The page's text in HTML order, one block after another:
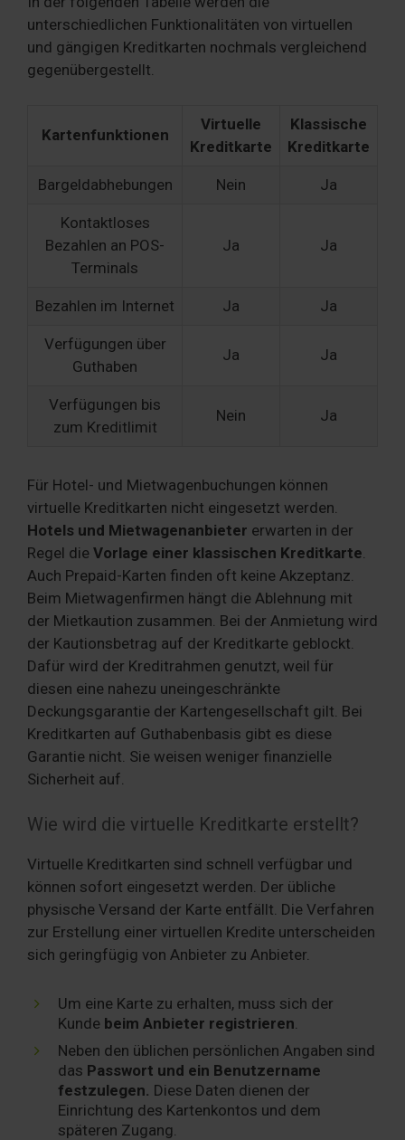
unterschiedlichen Funktionalitäten von virtuellen
und gängigen Kreditkarten nochmals vergleichend
gegenübergestellt.
Kartenfunktionen
Virtuelle
Kreditkarte
Klassische
Kreditkarte
Bargeldabhebungen Nein Ja
Kontaktloses
Bezahlen an POS-
Terminals
Ja Ja
Bezahlen im Internet Ja Ja
Verfügungen über
Guthaben
Ja Ja
Verfügungen bis
zum Kreditlimit
Nein Ja
Für Hotel- und Mietwagenbuchungen können
virtuelle Kreditkarten nicht eingesetzt werden.
Hotels und Mietwagenanbieter erwarten in der
Regel die Vorlage einer klassischen Kreditkarte
Auch Prepaid-Karten finden oft keine Akzeptanz.
Beim Mietwagenfirmen hängt die Ablehnung mit
der Mietkaution zusammen. Bei der Anmietung wird
der Kautionsbetrag auf der Kreditkarte geblockt.
Dafür wird der Kreditrahmen genutzt, weil für
diesen eine nahezu uneingeschränkte
Deckungsgarantie der Kartengesellschaft gilt. Bei
Kreditkarten auf Guthabenbasis gibt es diese
Garantie nicht. Sie weisen weniger finanzielle
Sicherheit auf.
Wie wird die virtuelle Kreditkarte erstellt?
Virtuelle Kreditkarten sind schnell verfügbar und
können sofort eingesetzt werden. Der übliche
physische Versand der Karte entfällt. Die Verfahren
zur Erstellung einer virtuellen Kredite unterscheiden
sich geringfügig von Anbieter zu Anbieter.
Um eine Karte zu erhalten, muss sich der
Kunde beim Anbieter registrieren
Neben den üblichen persönlichen Angaben sind
das Passwort und ein Benutzername
festzulegen. Diese Daten dienen der
Einrichtung des Kartenkontos und dem
späteren Zugang.